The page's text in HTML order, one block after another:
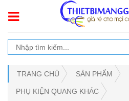
TRANG CHỦ SẢN PHẨM
PHỤ KIỆN QUANG KHÁC